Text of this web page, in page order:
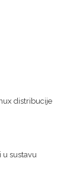
distribucije
u sustavu